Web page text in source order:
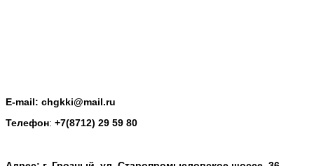
E-mail: chgkki@mail.ru
Телефон: +7(8712) 29 59 80